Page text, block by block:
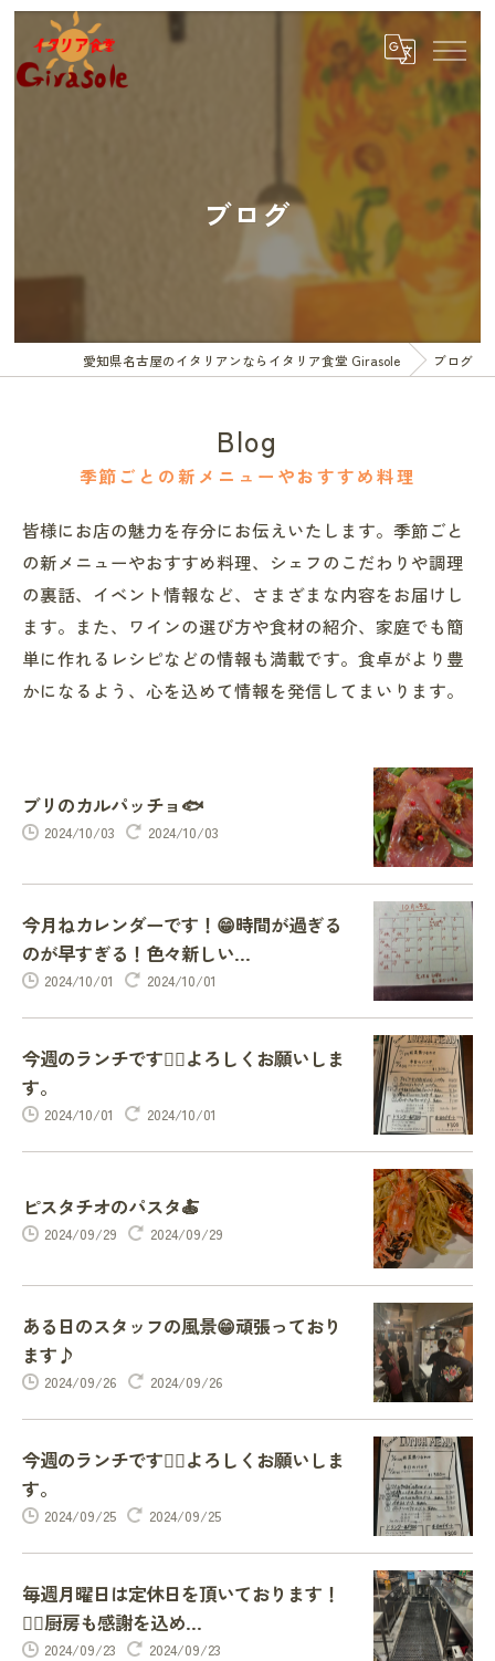
ブログ
愛知県名古屋のイタリアンならイタリア食堂 Girasole ブログ
Blog
季節ごとの新メニューやおすすめ料理
皆様にお店の魅力を存分にお伝えいたします。季節ごと
の新メニューやおすすめ料理、シェフのこだわりや調理
の裏話、イベント情報など、さまざまな内容をお届けし
ます。また、ワインの選び方や食材の紹介、家庭でも簡
単に作れるレシピなどの情報も満載です。食卓がより豊
かになるよう、心を込めて情報を発信してまいります。
ブリのカルパッチョ🐟
2024/10/03 2024/10/03
今月ねカレンダーです！😁時間が過ぎる
のが早すぎる！色々新しい...
2024/10/01 2024/10/01
今週のランチです🙇‍♂️よろしくお願いしま
す。
2024/10/01 2024/10/01
ピスタチオのパスタ🍝
2024/09/29 2024/09/29
ある日のスタッフの風景😁頑張っており
ます♪
2024/09/26 2024/09/26
今週のランチです🙇‍♂️よろしくお願いしま
す。
2024/09/25 2024/09/25
毎週月曜日は定休日を頂いております！
🙇‍♂️厨房も感謝を込め...
2024/09/23 2024/09/23